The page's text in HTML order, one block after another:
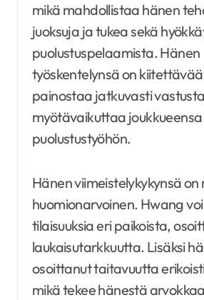
mikä mahdollistaa hänen
juoksuja ja tukea sekä
puolustuspelaamista. Hänen
työskentelynsä on
painostaa jatkuvasti
myötävaikuttaa joukkueensa
puolustustyöhön.
Hänen viimeistelykykynsä on
huomionarvoinen. Hwang
tilaisuuksia eri paikoista,
laukaisutarkkuutta. Lisäksi
osoittanut taitavuutta
mikä tekee hänestä